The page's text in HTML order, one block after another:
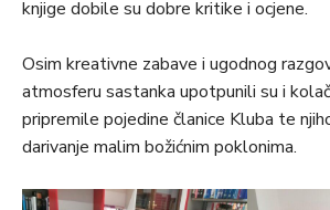
knjige dobile su dobre kritike i ocjene.
Osim kreativne zabave i ugodnog
atmosferu sastanka upotpunili su i
pripremile pojedine članice Kluba te
darivanje malim božićnim poklonima.